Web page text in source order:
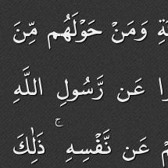
وَمَنْ حَوْلَهُم مِّنَ
عَن رَّسُولِ اللَّهِ
عَن نَّفْسِهِ ۚ ذَٰلِكَ